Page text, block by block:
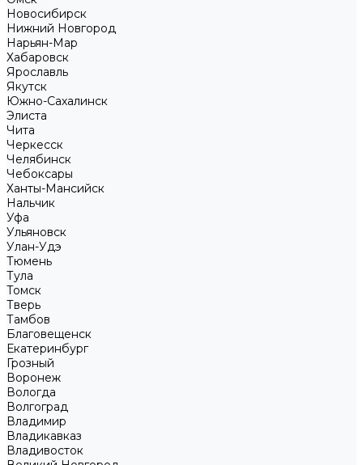
Новосибирск
Нижний Новгород
Нарьян-Мар
Хабаровск
Ярославль
Якутск
Южно-Сахалинск
Элиста
Чита
Черкесск
Челябинск
Чебоксары
Ханты-Мансийск
Нальчик
Уфа
Ульяновск
Улан-Удэ
Тюмень
Тула
Томск
Тверь
Тамбов
Благовещенск
Екатеринбург
Грозный
Воронеж
Вологда
Волгоград
Владимир
Владикавказ
Владивосток